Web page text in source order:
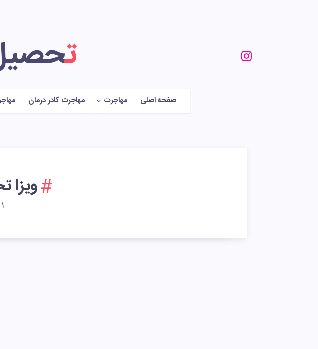
صفحه اصلی مهاجرت مهاجرت کادر درمان
ویزا
1